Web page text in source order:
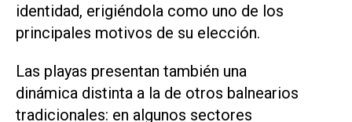
identidad, erigiéndola como uno de los
principales motivos de su elección.
Las playas presentan también una
dinámica distinta a la de otros balnearios
tradicionales: en algunos sectores